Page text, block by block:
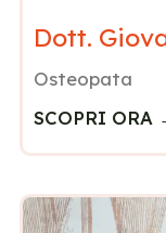
Dott.
Osteopata
SCOPRI ORA